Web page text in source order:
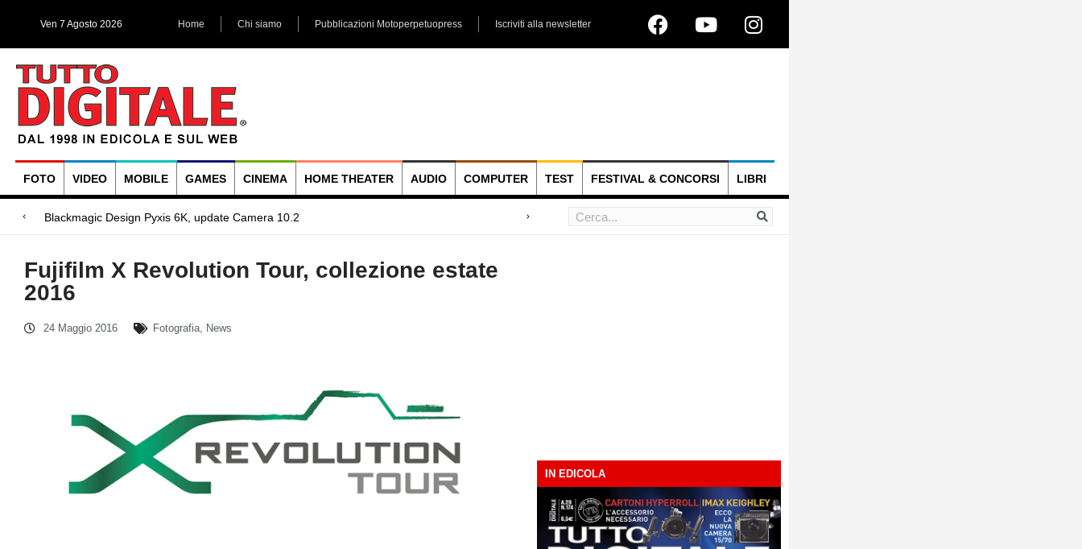
Ven 7 Agosto 2026 Home Chi siamo Pubblicazioni Motoperpetuopress Iscriviti alla newsletter
FOTO VIDEO MOBILE GAMES CINEMA HOME THEATER AUDIO COMPUTER TEST FESTIVAL & CONCORSI LIBRI
Mega
Blackmagic Design UltraStudio Express 3G, due accessori ad hoc
Arri Rental, evoluzioni in arrivo
Fujifilm X Revolution Tour, collezione estate
2016
24 Maggio 2016 Fotografia, News
IN EDICOLA